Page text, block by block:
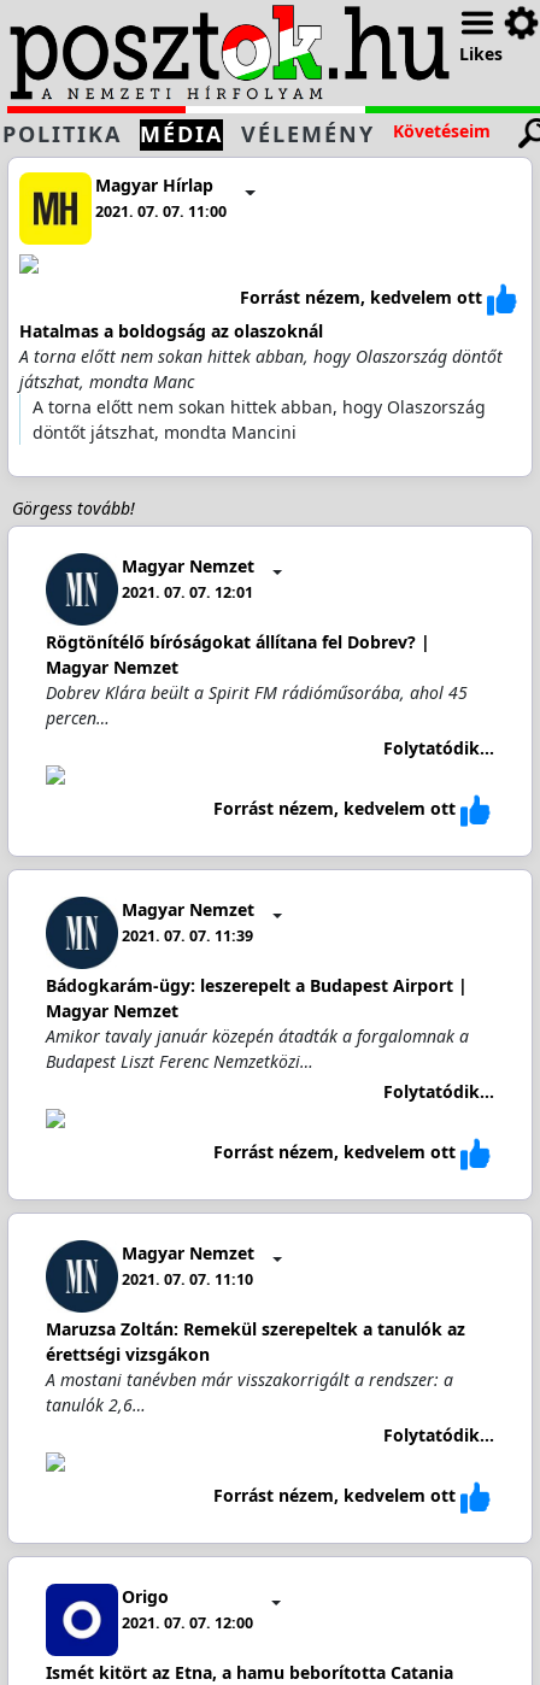
Likes
POLITIKA MÉDIA VÉLEMÉNY Követéseim
Magyar Hírlap
2021. 07. 07. 11:00
Forrást nézem, kedvelem ott
Hatalmas a boldogság az olaszoknál
A torna előtt nem sokan hittek abban, hogy Olaszország döntőt
játszhat, mondta Manc
A torna előtt nem sokan hittek abban, hogy Olaszország
döntőt játszhat, mondta Mancini
Görgess tovább!
Magyar Nemzet
2021. 07. 07. 12:01
Rögtönítélő bíróságokat állítana fel Dobrev? |
Magyar Nemzet
Dobrev Klára beült a Spirit FM rádióműsorába, ahol 45
percen…
Folytatódik...
Forrást nézem, kedvelem ott
Magyar Nemzet
2021. 07. 07. 11:39
Bádogkarám-ügy: leszerepelt a Budapest Airport |
Magyar Nemzet
Amikor tavaly január közepén átadták a forgalomnak a
Budapest Liszt Ferenc Nemzetközi…
Folytatódik...
Forrást nézem, kedvelem ott
Magyar Nemzet
2021. 07. 07. 11:10
Maruzsa Zoltán: Remekül szerepeltek a tanulók az
érettségi vizsgákon
A mostani tanévben már visszakorrigált a rendszer: a
tanulók 2,6…
Folytatódik...
Forrást nézem, kedvelem ott
Origo
2021. 07. 07. 12:00
Ismét kitört az Etna, a hamu beborította Catania